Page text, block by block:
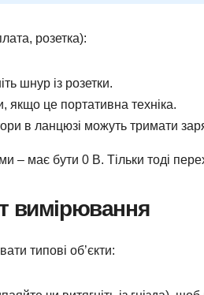
розетка):
шнур із розетки.
якщо це портативна техніка.
в ланцюзі можуть тримати
– має бути 0 В. Тільки тоді
вимірювання
типові об’єкти: